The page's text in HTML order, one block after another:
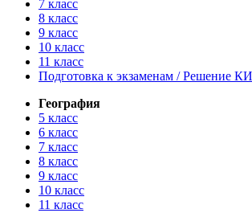
7 класс
8 класс
9 класс
10 класс
11 класс
Подготовка к экзаменам / Решение
География
5 класс
6 класс
7 класс
8 класс
9 класс
10 класс
11 класс